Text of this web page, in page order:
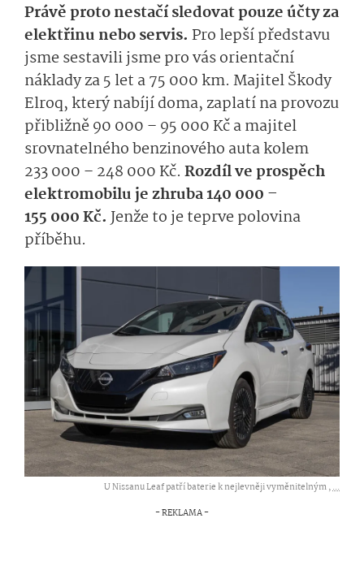
Právě proto nestačí sledovat pouze účty za
elektřinu nebo servis. Pro lepší představu
jsme sestavili jsme pro vás orientační
náklady za 5 let a 75 000 km. Majitel Škody
Elroq, který nabíjí doma, zaplatí na provozu
přibližně 90 000 – 95 000 Kč a majitel
srovnatelného benzinového auta kolem
233 000 – 248 000 Kč. Rozdíl ve prospěch
elektromobilu je zhruba 140 000 –
155 000 Kč.Jenže to je teprve polovina
příběhu.
U Nissanu Leaf patří baterie k nejlevněji vyměnitelným ,...